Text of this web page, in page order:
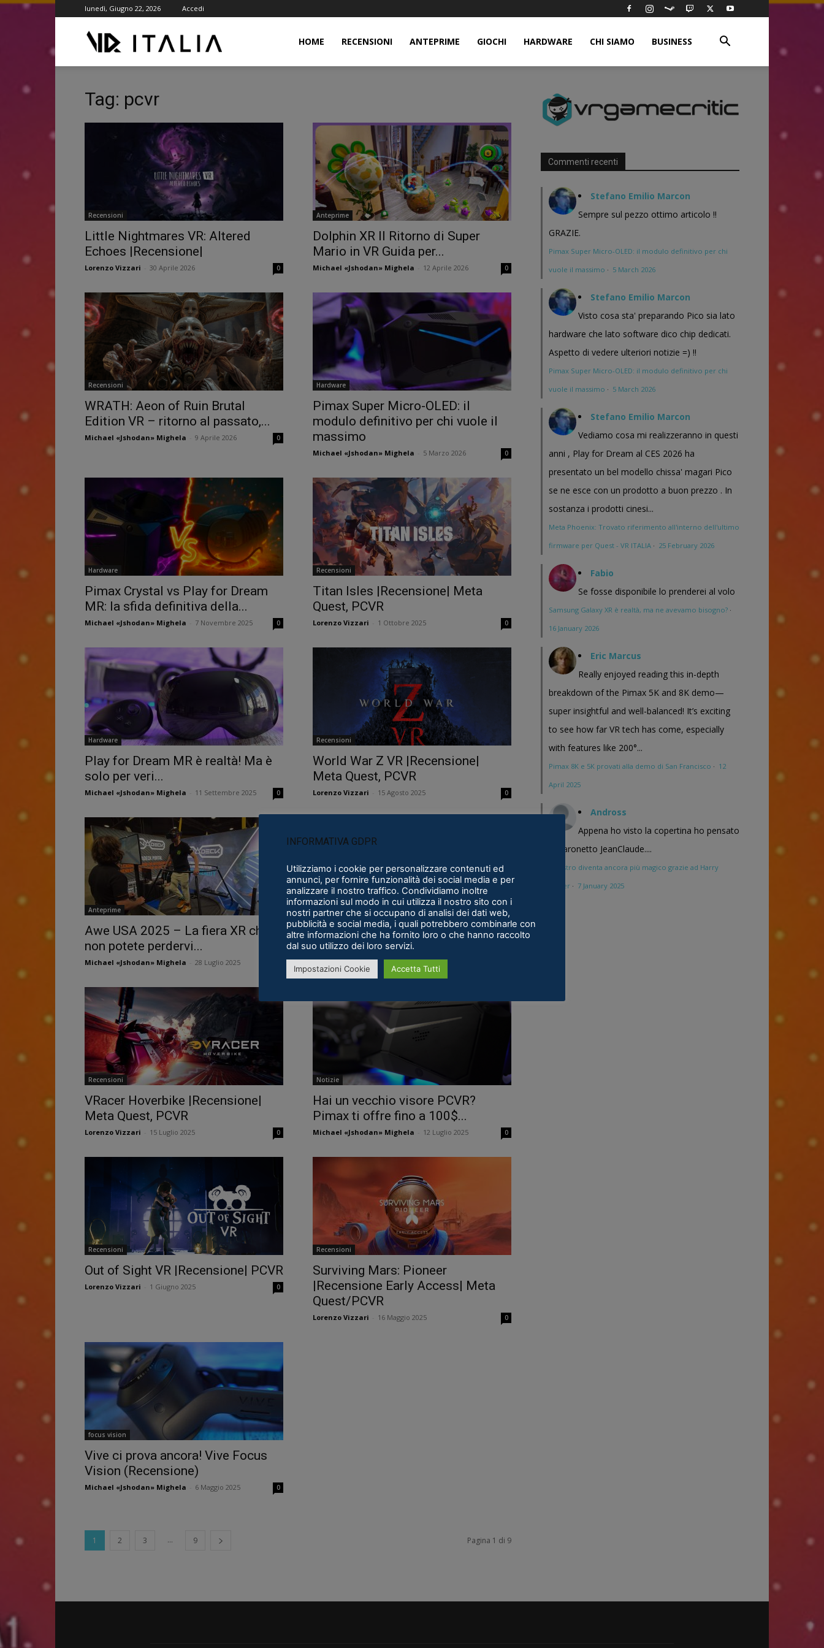
lunedì, Giugno 22, 2026 Accedi
HOME RECENSIONI ANTEPRIME GIOCHI HARDWARE CHI SIAMO BUSINESS
Tag: pcvr
Recensioni
Little Nightmares VR: Altered
Echoes |Recensione|
Lorenzo Vizzari 30 Aprile 2026 0
Anteprime
Dolphin XR Il Ritorno di Super
Mario in VR Guida per...
Michael «Jshodan» Mighela 12 Aprile 2026 0
Recensioni
WRATH: Aeon of Ruin Brutal
Edition VR – ritorno al passato,...
Michael «Jshodan» Mighela 9 Aprile 2026 0
Hardware
Pimax Super Micro-OLED: il
modulo definitivo per chi vuole il
massimo
Michael «Jshodan» Mighela 5 Marzo 2026 0
Hardware
Pimax Crystal vs Play for Dream
MR: la sfida definitiva della...
Michael «Jshodan» Mighela 7 Novembre 2025 0
Recensioni
Titan Isles |Recensione| Meta
Quest, PCVR
Lorenzo Vizzari 1 Ottobre 2025 0
Hardware
Play for Dream MR è realtà! Ma è
solo per veri...
Michael «Jshodan» Mighela 11 Settembre 2025 0
Recensioni
World War Z VR |Recensione|
Meta Quest, PCVR
Lorenzo Vizzari 15 Agosto 2025 0
Anteprime
Awe USA 2025 – La fiera XR che
non potete perdervi...
Michael «Jshodan» Mighela 28 Luglio 2025
Recensioni
Ghost Town |Recensione| Meta
Quest, PCVR
Lorenzo Vizzari - 17 Luglio 2025
Recensioni
VRacer Hoverbike |Recensione|
Meta Quest, PCVR
Lorenzo Vizzari 15 Luglio 2025 0
Notizie
Hai un vecchio visore PCVR?
Pimax ti offre fino a 100$...
Michael «Jshodan» Mighela 12 Luglio 2025 0
Recensioni
Out of Sight VR |Recensione| PCVR
Lorenzo Vizzari 1 Giugno 2025 0
Recensioni
Surviving Mars: Pioneer
|Recensione Early Access| Meta
Quest/PCVR
Lorenzo Vizzari 16 Maggio 2025 0
focus vision
Vive ci prova ancora! Vive Focus
Vision (Recensione)
Michael «Jshodan» Mighela 6 Maggio 2025 0
1 2 3 ... 9 Pagina 1 di 9
Commenti recenti
Stefano Emilio Marcon
Sempre sul pezzo ottimo articolo !!
GRAZIE.
Pimax Super Micro-OLED: il modulo definitivo per chi
vuole il massimo · 5 March 2026
Stefano Emilio Marcon
Visto cosa sta' preparando Pico sia lato
hardware che lato software dico chip dedicati.
Aspetto di vedere ulteriori notizie =) !!
Pimax Super Micro-OLED: il modulo definitivo per chi
vuole il massimo · 5 March 2026
Stefano Emilio Marcon
Vediamo cosa mi realizzeranno in questi
anni , Play for Dream al CES 2026 ha
presentato un bel modello chissa' magari Pico
se ne esce con un prodotto a buon prezzo . In
sostanza i prodotti cinesi...
Meta Phoenix: Trovato riferimento all'interno dell'ultimo
firmware per Quest - VR ITALIA · 25 February 2026
Fabio
Se fosse disponibile lo prenderei al volo
Samsung Galaxy XR è realtà, ma ne avevamo bisogno? ·
16 January 2026
Eric Marcus
Really enjoyed reading this in-depth
breakdown of the Pimax 5K and 8K demo—
super insightful and well-balanced! It’s exciting
to see how far VR tech has come, especially
with features like 200°...
Pimax 8K e 5K provati alla demo di San Francisco · 12
April 2025
Andross
Appena ho visto la copertina ho pensato
al baronetto JeanClaude....
Maestro diventa ancora più magico grazie ad Harry
Potter · 7 January 2025
INFORMATIVA GDPR
Utilizziamo i cookie per personalizzare contenuti ed
annunci, per fornire funzionalità dei social media e per
analizzare il nostro traffico. Condividiamo inoltre
informazioni sul modo in cui utilizza il nostro sito con i
nostri partner che si occupano di analisi dei dati web,
pubblicità e social media, i quali potrebbero combinarle con
altre informazioni che ha fornito loro o che hanno raccolto
dal suo utilizzo dei loro servizi.
Impostazioni Cookie Accetta Tutti